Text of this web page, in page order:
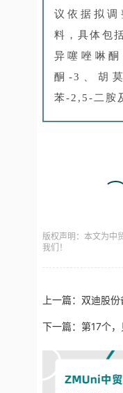
议依据拟
料，具体包
异噻唑啉
酮-3、胡
苯-2,5-二胺
版权声明：本文为中
我们！
上一篇： 双迪股
下一篇：